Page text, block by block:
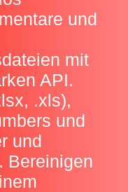
und
mit
API.
.xls),
und
und
Bereinigen